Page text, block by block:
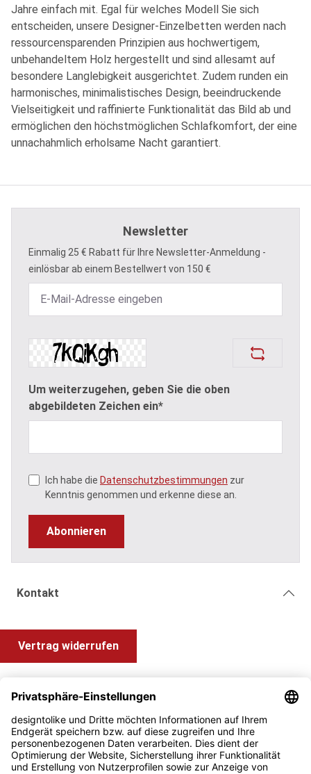
Jahre einfach mit. Egal für welches Modell Sie sich
entscheiden, unsere Designer-Einzelbetten werden nach
ressourcensparenden Prinzipien aus hochwertigem,
unbehandeltem Holz hergestellt und sind allesamt auf
besondere Langlebigkeit ausgerichtet. Zudem runden ein
harmonisches, minimalistisches Design, beeindruckende
Vielseitigkeit und raffinierte Funktionalität das Bild ab und
ermöglichen den höchstmöglichen Schlafkomfort, der eine
unnachahmlich erholsame Nacht garantiert.
Newsletter
Einmalig 25 € Rabatt für Ihre Newsletter-Anmeldung -
einlösbar ab einem Bestellwert von 150 €
Um weiterzugehen, geben Sie die oben
abgebildeten Zeichen ein*
Ich habe die Datenschutzbestimmungen zur
Kenntnis genommen und erkenne diese an.
Abonnieren
Kontakt
Vertrag widerrufen
Information und Impressum
Zahlung & Versand